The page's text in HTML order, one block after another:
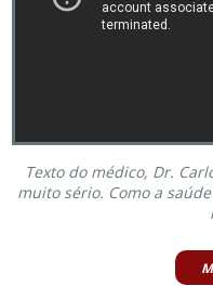
Texto do médico, Dr.
muito sério. Como a